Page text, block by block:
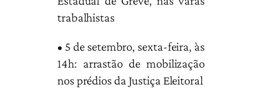
trabalhistas
• 5 de setembro, sexta-feira, às
14h: arrastão de mobilização
nos prédios da Justiça Eleitoral